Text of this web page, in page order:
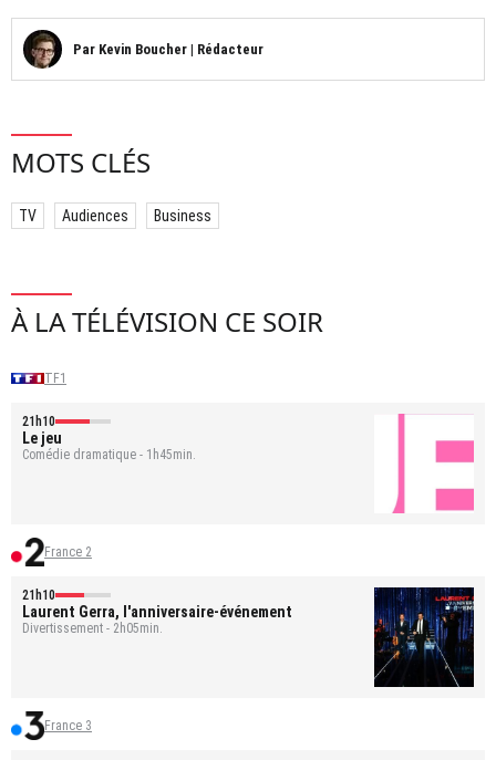
Par Kevin Boucher | Rédacteur
MOTS CLÉS
TV Audiences Business
À LA TÉLÉVISION CE SOIR
TF1
21h10
Le jeu
Comédie dramatique - 1h45min.
France 2
21h10
Laurent Gerra, l'anniversaire-événement
Divertissement - 2h05min.
France 3